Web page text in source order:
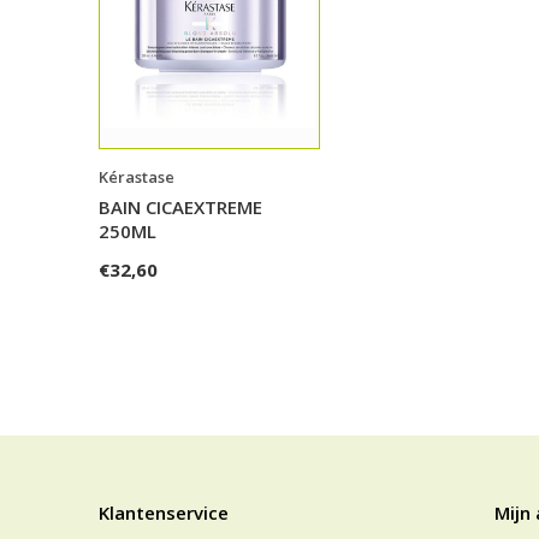
Kérastase
BAIN CICAEXTREME
250ML
€32,60
Klantenservice Mijn